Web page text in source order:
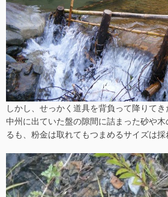
しかし、せっかく道具を背負って降りて
中州に出ていた盤の隙間に詰まった砂や
るも、粉金は取れてもつまめるサイズは採